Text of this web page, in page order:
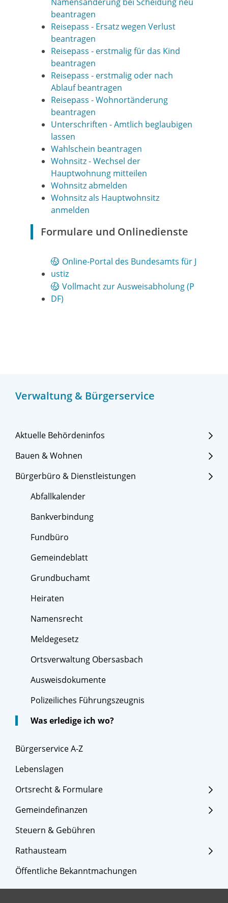
Verwaltung & Bürgerservice
Aktuelle Behördeninfos
Bauen & Wohnen
Bürgerbüro & Dienstleistungen
Abfallkalender
Bankverbindung
Fundbüro
Gemeindeblatt
Grundbuchamt
Heiraten
Namensrecht
Meldegesetz
Ortsverwaltung Obersasbach
Ausweisdokumente
Polizeiliches Führungszeugnis
Was erledige ich wo?
Bürgerservice A-Z
Lebenslagen
Ortsrecht & Formulare
Gemeindefinanzen
Steuern & Gebühren
Rathausteam
Öffentliche Bekanntmachungen
beantragen
Reisepass - Ersatz wegen Verlust
beantragen
Reisepass - erstmalig für das Kind
beantragen
Reisepass - erstmalig oder nach
Ablauf beantragen
Reisepass - Wohnortänderung
beantragen
Unterschriften - Amtlich beglaubigen
lassen
Wahlschein beantragen
Wohnsitz - Wechsel der
Hauptwohnung mitteilen
Wohnsitz abmelden
Wohnsitz als Hauptwohnsitz
anmelden
Formulare und Onlinedienste
Online-Portal des Bundesamts für J
ustiz
Vollmacht zur Ausweisabholung (P
DF)